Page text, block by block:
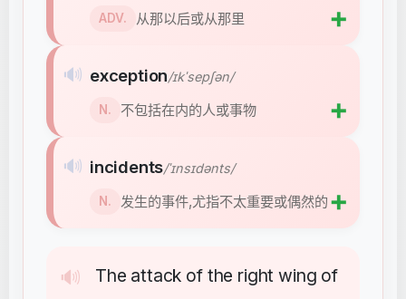
🔊 The attack of the right wing of
ADV. 从那以后或从那里 ➕
🔊 exception/ɪkˈsepʃən/
N. 不包括在内的人或事物 ➕
🔊 incidents/ˈɪnsɪdənts/
N. 发生的事件,尤指不太重要或偶然的 ➕